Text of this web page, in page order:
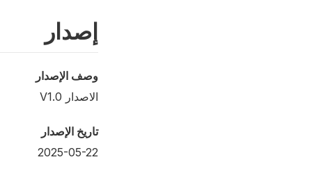
إصدار
وصف الإصدار
الاصدار V1.0
تاريخ الإصدار
2025-05-22